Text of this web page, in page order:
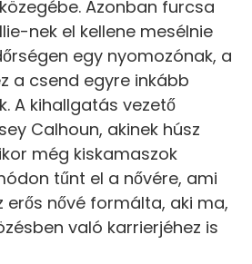
Azonban furcsa
nek el kellene mesélnie
egy nyomozónak, a
a csend egyre inkább
A kihallgatás vezető
Calhoun, akinek húsz
még kiskamaszok
tűnt el a nővére, ami
erős nővé formálta, aki ma,
való karrierjéhez is